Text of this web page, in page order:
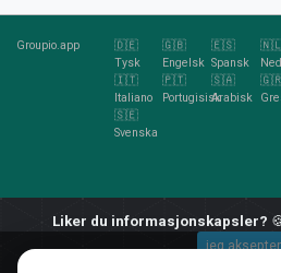
Groupio.app
🇩🇪
Tysk
🇬🇧
Engelsk
🇪🇸
Spansk
🇮🇹
Italiano
🇵🇹
Portugisisk
🇸🇦
Arabisk
🇸🇪
Svenska
Liker du informasjonskapsler?
jeg